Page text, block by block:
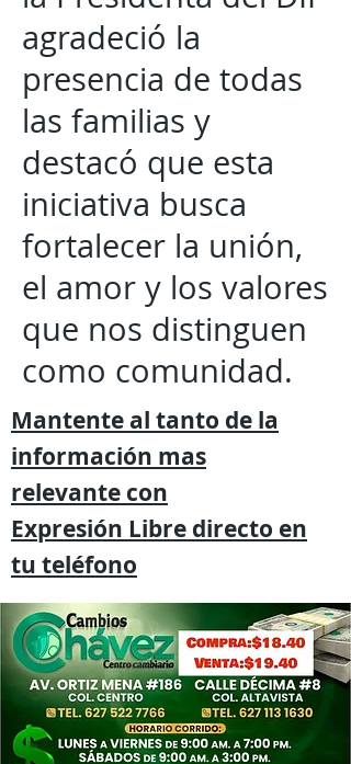
agradeció la
presencia de todas
las familias y
destacó que esta
iniciativa busca
fortalecer la unión,
el amor y los valores
que nos distinguen
como comunidad.
Mantente al tanto de la
información mas
relevante con
Expresión Libre directo en
tu teléfono